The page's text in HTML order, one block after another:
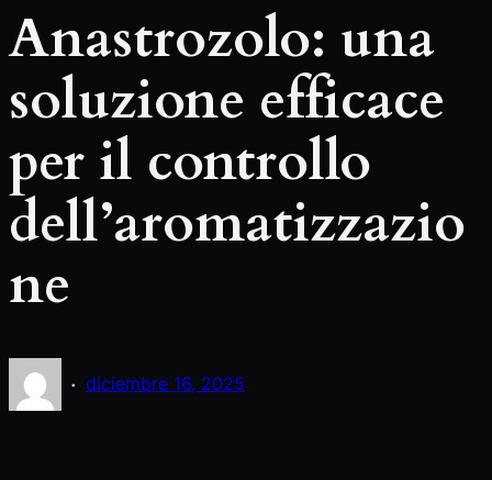
Anastrozolo: una
soluzione efficace
per il controllo
dell’aromatizzazio
ne
· diciembre 16, 2025